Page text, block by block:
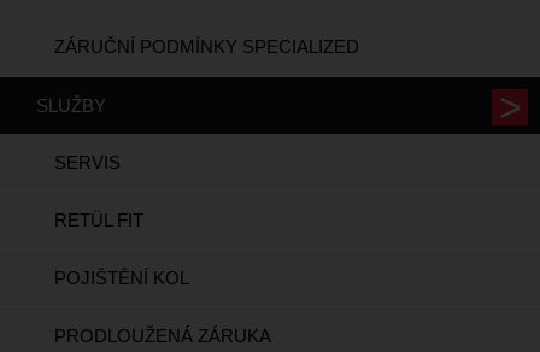
ZÁRUČNÍ PODMÍNKY SPECIALIZED
SLUŽBY
SERVIS
RETÜL FIT
POJIŠTĚNÍ KOL
PRODLOUŽENÁ ZÁRUKA